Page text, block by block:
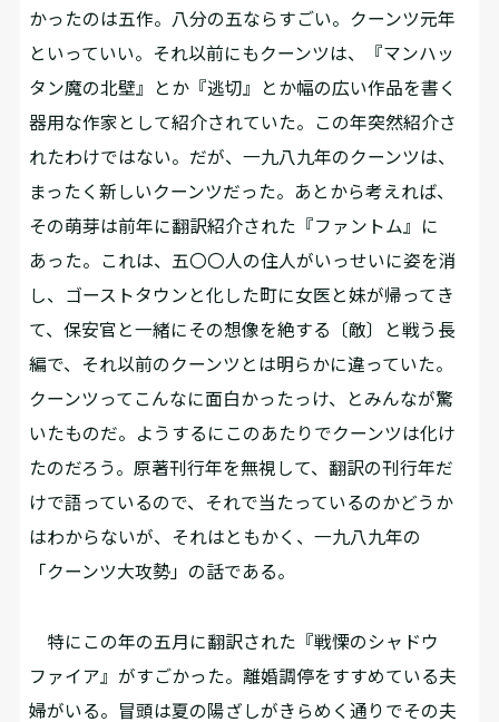
かったのは五作。八分の五ならすごい。クーンツ元年
といっていい。それ以前にもクーンツは、『マンハッ
タン魔の北壁』とか『逃切』とか幅の広い作品を書く
器用な作家として紹介されていた。この年突然紹介さ
れたわけではない。だが、一九八九年のクーンツは、
まったく新しいクーンツだった。あとから考えれば、
その萌芽は前年に翻訳紹介された『ファントム』に
あった。これは、五〇〇人の住人がいっせいに姿を消
し、ゴーストタウンと化した町に女医と妹が帰ってき
て、保安官と一緒にその想像を絶する〔敵〕と戦う長
編で、それ以前のクーンツとは明らかに違っていた。
クーンツってこんなに面白かったっけ、とみんなが驚
いたものだ。ようするにこのあたりでクーンツは化け
たのだろう。原著刊行年を無視して、翻訳の刊行年だ
けで語っているので、それで当たっているのかどうか
はわからないが、それはともかく、一九八九年の
「クーンツ大攻勢」の話である。
特にこの年の五月に翻訳された『戦慄のシャドウ
ファイア』がすごかった。離婚調停をすすめている夫
婦がいる。冒頭は夏の陽ざしがきらめく通りでその夫